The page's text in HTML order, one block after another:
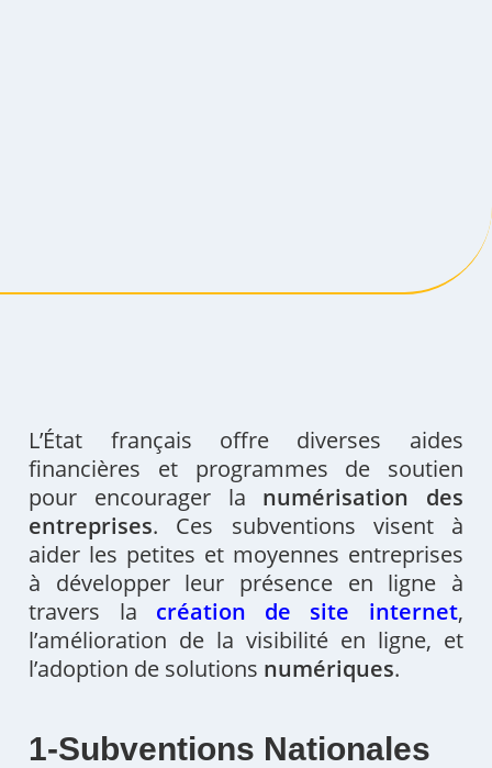
L’État français offre diverses aides
financières et programmes de soutien
pour encourager la numérisation des
entreprises. Ces subventions visent à
aider les petites et moyennes entreprises
à développer leur présence en ligne à
travers la création de site internet,
l’amélioration de la visibilité en ligne, et
l’adoption de solutions numériques.
1-Subventions Nationales